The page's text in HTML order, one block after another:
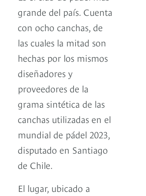
grande del país. Cuenta
con ocho canchas, de
las cuales la mitad son
hechas por los mismos
diseñadores y
proveedores de la
grama sintética de las
canchas utilizadas en el
mundial de pádel 2023,
disputado en Santiago
de Chile.
El lugar, ubicado a